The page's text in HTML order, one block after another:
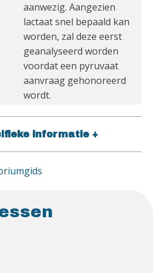
aanwezig. Aangezien
lactaat snel bepaald kan
worden, zal deze eerst
geanalyseerd worden
voordat een pyruvaat
aanvraag gehonoreerd
wordt.
informatie +